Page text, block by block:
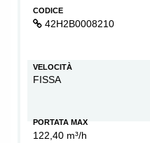
CODICE
42H2B0008210
VELOCITÀ
FISSA
PORTATA MAX
122,40 m³/h